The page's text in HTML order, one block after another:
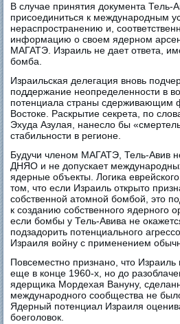
В случае принятия документа Тель-
присоединиться к международным
нераспространению и,
информацию о своем ядерном
МАГАТЭ. Израиль не дает ответа,
бомба.
Израильская делегация вновь
поддержание неопределенности в
потенциала страны сдерживающим
Востоке. Раскрытие секрета, по
Эхуда Азулая, нанесло бы
стабильности в регионе.
Будучи членом МАГАТЭ, Тель-Авив
ДНЯО и не допускает
ядерные объекты. Логика еврейского
том, что если Израиль открыто
собственной атомной бомбой, это
к созданию собственного ядерного
если бомбы у Тель-Авива не
подзадорить потенциального
Израиля войну с применением
Повсеместно признано, что
еще в конце 1960-х, но до
ядерщика Мордехая Вануну,
международного сообщества не
Ядерный потенциал Израиля
боеголовок.